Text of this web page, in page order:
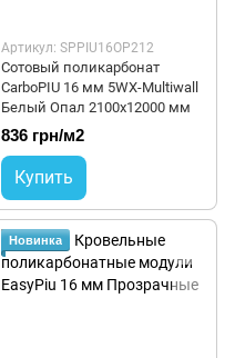
Артикул: SPPIU16OP212
Сотовый поликарбонат
CarboPIU 16 мм 5WX-Multiwall
Белый Опал 2100x12000 мм
836 грн/м2
Купить
Новинка